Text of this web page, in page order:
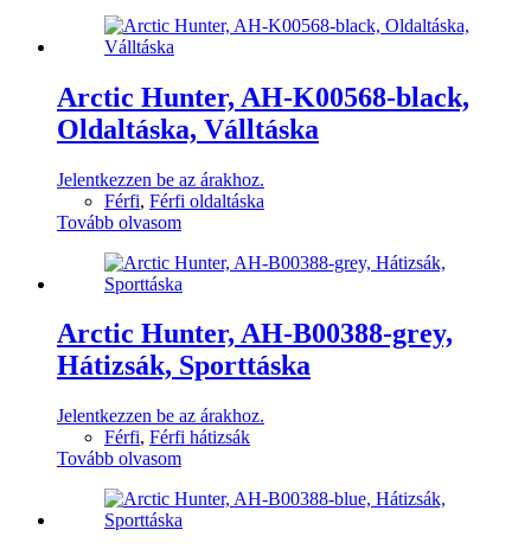
Arctic Hunter, AH-K00568-black,
Oldaltáska, Válltáska
Jelentkezzen be az árakhoz.
Férfi, Férfi oldaltáska
Tovább olvasom
Arctic Hunter, AH-B00388-grey,
Hátizsák, Sporttáska
Jelentkezzen be az árakhoz.
Férfi, Férfi hátizsák
Tovább olvasom